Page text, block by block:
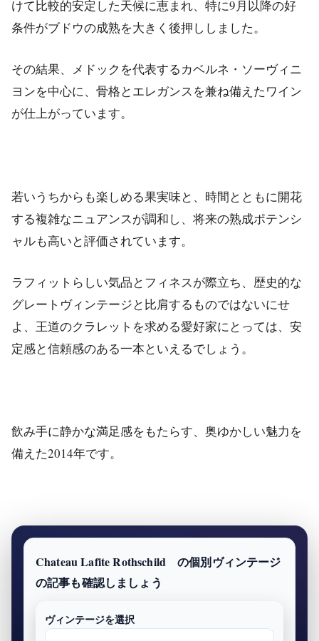
けて比較的安定した天候に恵まれ、特に9月以降の好
条件がブドウの成熟を大きく後押ししました。
その結果、メドックを代表するカベルネ・ソーヴィニ
ヨンを中心に、骨格とエレガンスを兼ね備えたワイン
が仕上がっています。
若いうちからも楽しめる果実味と、時間とともに開花
する複雑なニュアンスが調和し、将来の熟成ポテンシ
ャルも高いと評価されています。
ラフィットらしい気品とフィネスが際立ち、歴史的な
グレートヴィンテージと比肩するものではないにせ
よ、王道のクラレットを求める愛好家にとっては、安
定感と信頼感のある一本といえるでしょう。
飲み手に静かな満足感をもたらす、奥ゆかしい魅力を
備えた2014年です。
Chateau Lafite Rothschild の個別ヴィンテージ
の記事も確認しましょう
ヴィンテージを選択